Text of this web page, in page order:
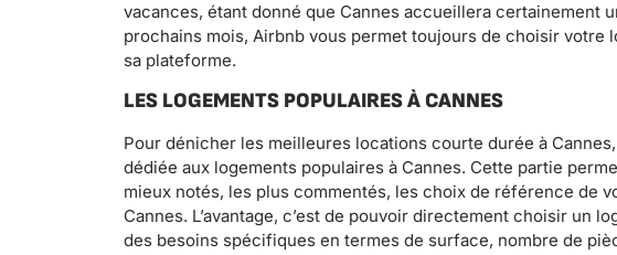
vacances, étant donné que Cannes accueillera certainement
prochains mois, Airbnb vous permet toujours de choisir votre
sa plateforme.
LES LOGEMENTS POPULAIRES À CANNES
Pour dénicher les meilleures locations courte durée à
dédiée aux logements populaires à Cannes. Cette partie
mieux notés, les plus commentés, les choix de référence de
Cannes. L’avantage, c’est de pouvoir directement choisir un
des besoins spécifiques en termes de surface, nombre de